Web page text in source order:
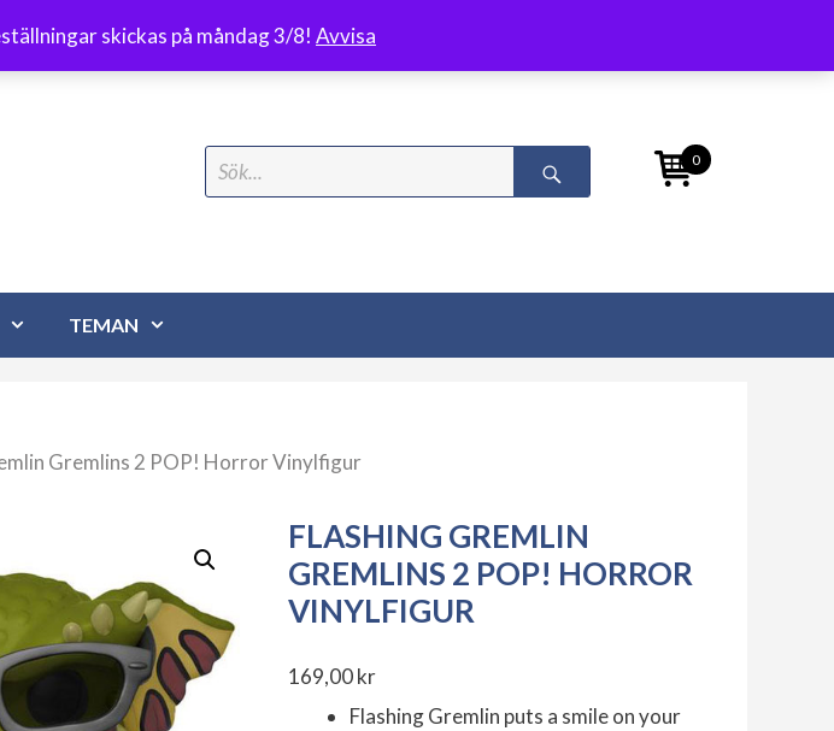
skickas på måndag 3/8! Avvisa
Search
for:
0
TEMAN
Gremlins 2 POP! Horror Vinylfigur
FLASHING GREMLIN
GREMLINS 2 POP! HORROR
VINYLFIGUR
169,00kr
Flashing Gremlin puts a smile on your